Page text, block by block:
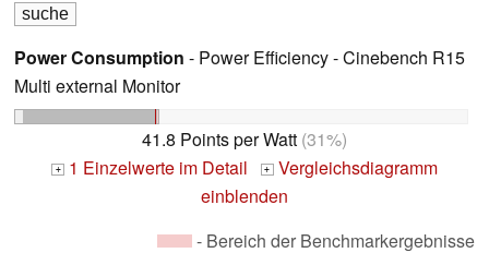
Power Consumption - Power Efficiency - Cinebench R15
Multi external Monitor
41.8 Points per Watt (31%)
+ 1 Einzelwerte im Detail + Vergleichsdiagramm
einblenden
- Bereich der Benchmarkergebnisse